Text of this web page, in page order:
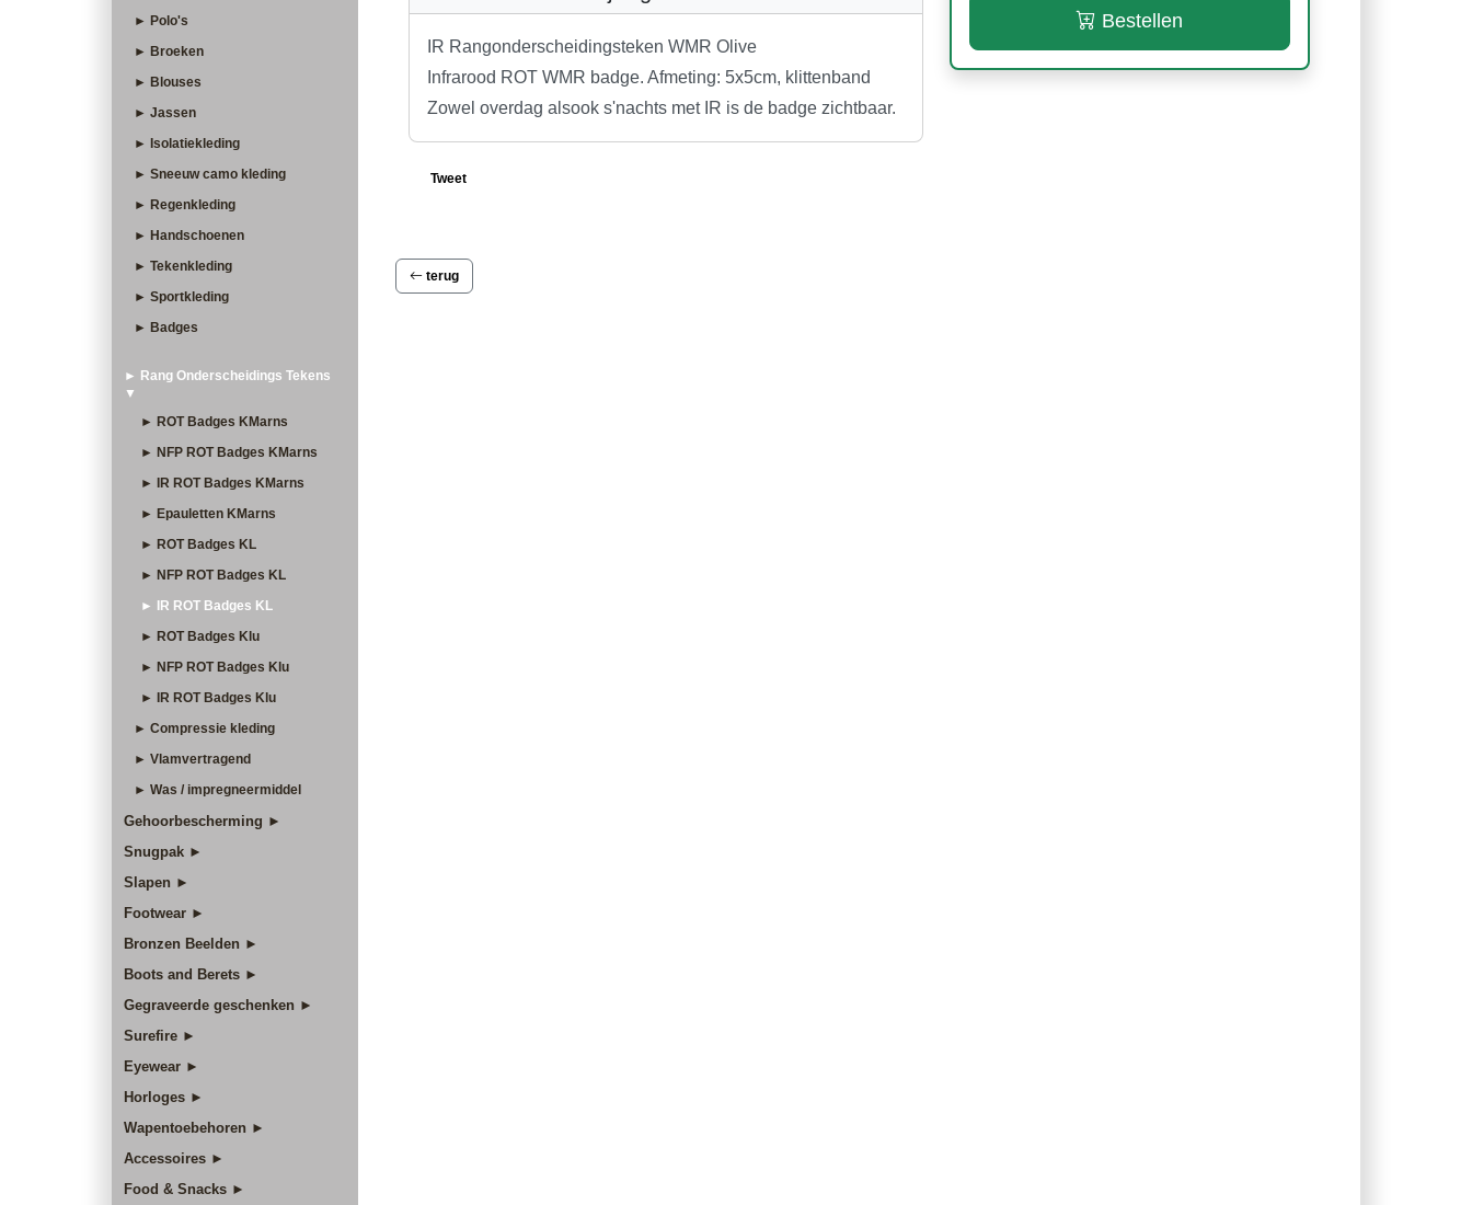
► Polo's
► Broeken
► Blouses
► Jassen
► Isolatiekleding
► Sneeuw camo kleding
► Regenkleding
► Handschoenen
► Tekenkleding
► Sportkleding
► Badges
► Rang Onderscheidings Tekens
▼
► ROT Badges KMarns
► NFP ROT Badges KMarns
► IR ROT Badges KMarns
► Epauletten KMarns
► ROT Badges KL
► NFP ROT Badges KL
► IR ROT Badges KL
► ROT Badges Klu
► NFP ROT Badges Klu
► IR ROT Badges Klu
► Compressie kleding
► Vlamvertragend
► Was / impregneermiddel
Gehoorbescherming ►
Snugpak ►
Slapen ►
Footwear ►
Bronzen Beelden ►
Boots and Berets ►
Gegraveerde geschenken ►
Surefire ►
Eyewear ►
Horloges ►
Wapentoebehoren ►
Accessoires ►
Food & Snacks ►
IR Rangonderscheidingsteken WMR Olive
Infrarood ROT WMR badge. Afmeting: 5x5cm, klittenband
Zowel overdag alsook s'nachts met IR is de badge zichtbaar.
Tweet
Bestellen
terug